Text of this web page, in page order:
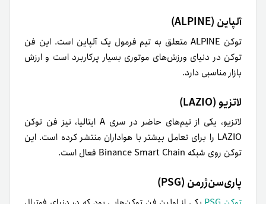
آلپاین (ALPINE)
توکن ALPINE متعلق به تیم فرمول یک آلپاین است. این فن
توکن در دنیای ورزش‌های موتوری بسیار پرکاربرد است و ارزش
بازار مناسبی دارد.
لاتزیو (LAZIO)
لاتزیو، یکی از تیم‌های حاضر در سری A ایتالیا، نیز فن توکن
LAZIO را برای تعامل بیشتر با هواداران منتشر کرده است. این
توکن روی شبکه Binance Smart Chain فعال است.
پاری‌سن‌ژرمن (PSG)